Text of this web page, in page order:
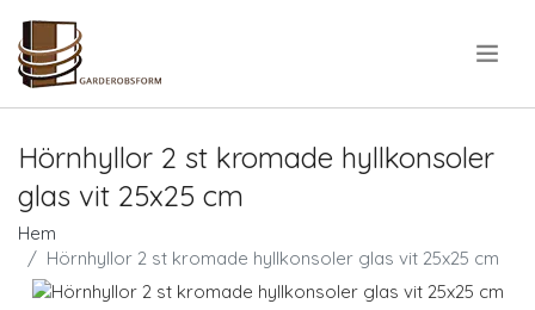
Hörnhyllor 2 st kromade hyllkonsoler
glas vit 25x25 cm
Hem
Hörnhyllor 2 st kromade hyllkonsoler glas vit 25x25 cm